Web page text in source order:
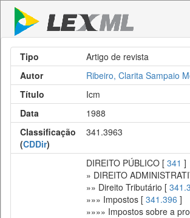
Tipo
Artigo de revista
Autor
Ribeiro, Clarita Sampaio
Título
Icm
Data
1988
Classificação
(CDDir)
341.3963
DIREITO PÚBLICO [ 341 ]
» DIREITO
»» Direito Tributário [
»»» Impostos [ 341.396 ]
»»»» Impostos sobre a